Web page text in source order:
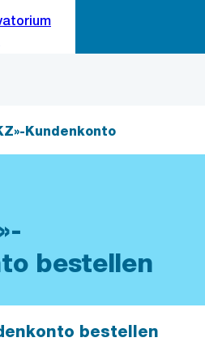
ein
Kundenkonto
bestellen
bestellen